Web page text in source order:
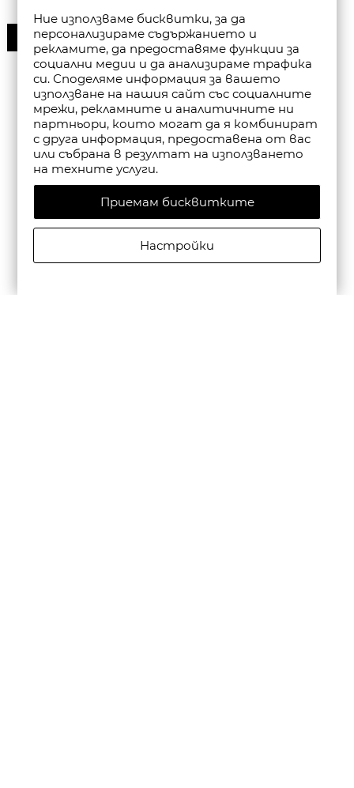
30%
Ние използваме бисквитки, за да
персонализираме съдържанието и
рекламите, да предоставяме функции за
социални медии и да анализираме трафика
си. Споделяме информация за вашето
използване на нашия сайт със социалните
мрежи, рекламните и аналитичните ни
партньори, които могат да я комбинират
с друга информация, предоставена от вас
или събрана в резултат на използването
на техните услуги.
Приемам бисквитките
Настройки